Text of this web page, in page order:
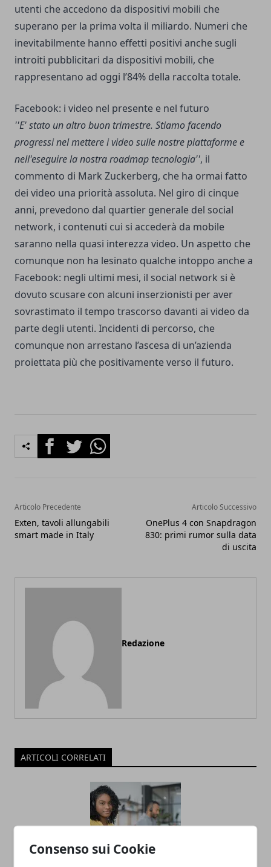
Consenso sui Cookie
utenti che accedono da dispositivi mobili che
superano per la prima volta il miliardo. Numeri che
inevitabilmente hanno effetti positivi anche sugli
introiti pubblicitari da dispositivi mobili, che
rappresentano ad oggi l’84% della raccolta totale.
Facebook: i video nel presente e nel futuro
''E' stato un altro buon trimestre. Stiamo facendo
progressi nel mettere i video sulle nostre piattaforme e
nell'eseguire la nostra roadmap tecnologia'', il
commento di Mark Zuckerberg, che ha ormai fatto
dei video una priorità assoluta. Nel giro di cinque
anni, prevedono dal quartier generale del social
network, i contenuti cui si accederà da mobile
saranno nella quasi interezza video. Un aspetto che
comunque non ha lesinato qualche intoppo anche a
Facebook: negli ultimi mesi, il social network si è
dovuto scusare con alcuni inserzionisti per aver
sovrastimato il tempo trascorso davanti ai video da
parte degli utenti. Incidenti di percorso, che
comunque non arrestano l’ascesa di un’azienda
proiettata più che positivamente verso il futuro.
FacebookTwitterWhatsapp
Articolo Precedente
Exten, tavoli allungabili
smart made in Italy
Articolo Successivo
OnePlus 4 con Snapdragon
830: primi rumor sulla data
di uscita
Redazione
ARTICOLI CORRELATI